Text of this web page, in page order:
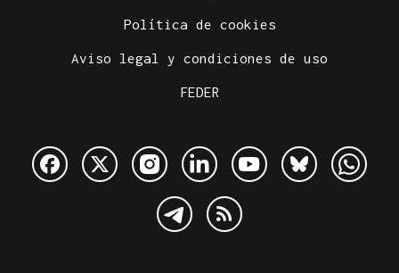
Política de cookies
Aviso legal y condiciones de uso
FEDER